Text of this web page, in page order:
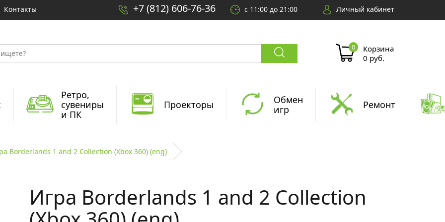
Контакты +7 (812) 606-76-36 с 11:00 до 21:00 Личный кабинет
Корзина
0 руб.
Ретро,
сувениры
и ПК
Проекторы
Обмен
игр
Ремонт
Borderlands 1 and 2 Collection (Xbox 360) (eng)
Игра Borderlands 1 and 2 Collection